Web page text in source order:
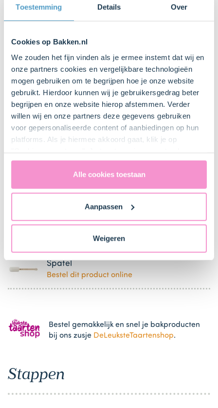
Toestemming Details Over
Cookies op Bakken.nl
We zouden het fijn vinden als je ermee instemt dat wij en
onze partners cookies en vergelijkbare technologieën
mogen gebruiken om te begrijpen hoe je onze website
gebruikt. Hierdoor kunnen wij je gebruikersgedrag beter
begrijpen en onze website hierop afstemmen. Verder
willen wij en onze partners deze gegevens gebruiken
voor gepersonaliseerde content of aanbiedingen op hun
platforms. Als je hiermee akkoord gaat, klik je op
uitdrukkelijk een eventuele gegevensoverdracht naar de
Verenigde Staten in de zin van artikel 49 AVG. Raadpleeg
ons
naar technology providers en partners in de Verenigde
Staten. Je kunt op elk moment van gedachten
Alle cookies toestaan
Aanpassen
Weigeren
Bakpapier
IJslepel
Mixer met gardes
Pan
Mengkom
Bestel dit product online
Spatel
Bestel dit product online
Bestel gemakkelijk en snel je bakproducten
bij ons zusje DeLeuksteTaartenshop.
Stappen